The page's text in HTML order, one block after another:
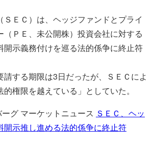
ＥＣ）は、ヘッジファンドとプライ
（ＰＥ、未公開株）投資会社に対する
開示義務付けを巡る法的係争に終止符
請する期限は3日だったが、ＳＥＣによ
権限を越えている」としていた。
グ マーケットニュース ＳＥＣ、ヘッ
開示推し進める法的係争に終止符